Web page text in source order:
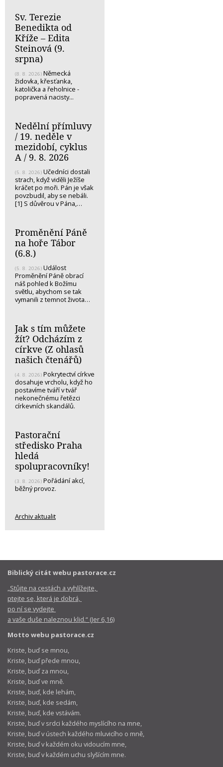
Sv. Terezie
Benedikta od
Kříže – Edita
Steinová (9.
srpna)
(8. 8. 2026) Německá
židovka, křesťanka,
katolička a řeholnice -
popravená nacisty...
Nedělní přímluvy
/ 19. neděle v
mezidobí, cyklus
A / 9. 8. 2026
(5. 8. 2026) Učedníci dostali
strach, když viděli Ježíše
kráčet po moři. Pán je však
povzbudil, aby se nebáli.
[1] S důvěrou v Pána,…
Proměnění Páně
na hoře Tábor
(6.8.)
(5. 8. 2026) Událost
Proměnění Páně obrací
náš pohled k Božímu
světlu, abychom se tak
vymanili z temnot života…
Jak s tím můžete
žít? Odcházím z
církve (Z ohlasů
našich čtenářů)
(4. 8. 2026) Pokrytectví církve
dosahuje vrcholu, když ho
postavíme tváří v tvář
nekonečnému řetězci
církevních skandálů.
Pastorační
středisko Praha
hledá
spolupracovníky!
(3. 8. 2026) Pořádání akcí,
běžný provoz.
Archiv aktualit
Biblický citát webu pastorace.cz
„Stůjte na cestách a vyhlížejte,
ptejte se, která je dobrá,
po ní se vydejte
a vaše duše naleznou klid.“ (Jer 6,16)
Motto webu pastorace.cz
Kriste, buď se mnou,
Kriste, buď přede mnou,
Kriste, buď za mnou,
Kriste, buď ve mně.
Kriste, buď, kde lehám,
Kriste, buď, kde sedám,
Kriste, buď, kde vstávám.
Kriste, buď v srdci každého myslícího na mne,
Kriste, buď v ústech každého mluvicího o mně,
Kriste, buď v každém oku vidoucím mne,
Kriste, buď v každém uchu slyšícím mne.